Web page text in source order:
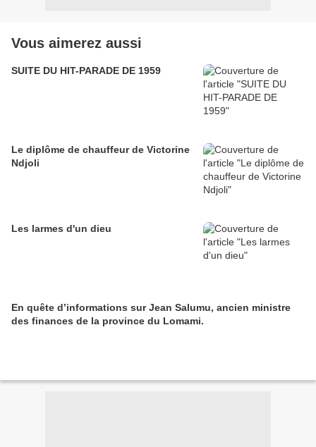
Vous aimerez aussi
SUITE DU HIT-PARADE DE 1959
Le diplôme de chauffeur de Victorine
Ndjoli
Les larmes d'un dieu
En quête d’informations sur Jean Salumu, ancien ministre
des finances de la province du Lomami.